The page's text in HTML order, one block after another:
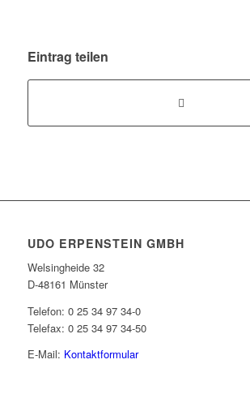
Eintrag teilen
UDO ERPENSTEIN GMBH
Welsingheide 32
D-48161 Münster
Telefon: 0 25 34 97 34-0
Telefax: 0 25 34 97 34-50
E-Mail: Kontaktformular